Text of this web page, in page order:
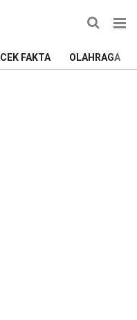
CEK FAKTA OLAHRAGA